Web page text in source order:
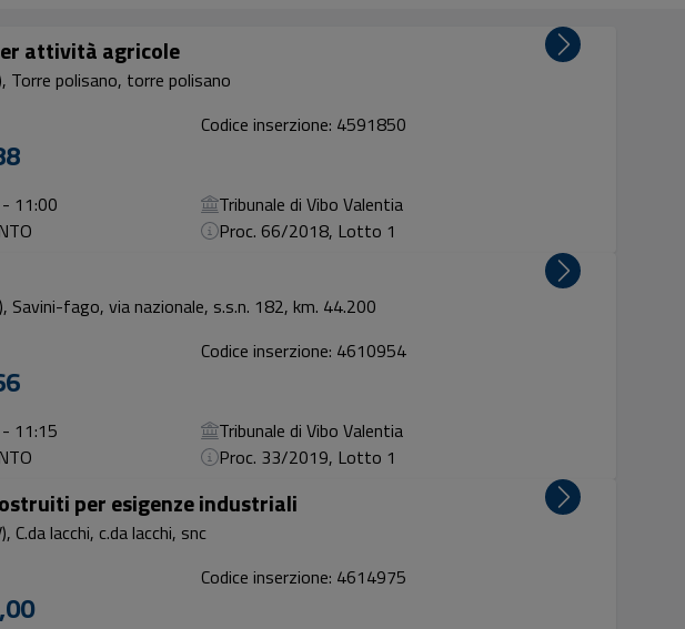
attività agricole
Torre polisano, torre polisano
Codice inserzione: 4591850
11:00
Tribunale di Vibo Valentia
Proc. 66/2018, Lotto 1
Savini-fago, via nazionale, s.s.n. 182, km. 44.200
Codice inserzione: 4610954
11:15
Tribunale di Vibo Valentia
Proc. 33/2019, Lotto 1
per esigenze industriali
C.da lacchi, c.da lacchi, snc
Codice inserzione: 4614975